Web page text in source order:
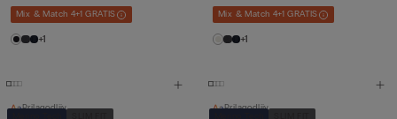
Mix & Match 4+1 GRATIS
+1
Mix & Match 4+1 GRATIS
+1
Prilagodljiv Prilagodljiv